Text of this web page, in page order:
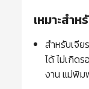
เหมาะสำห
สำหรับเจีย
ได้ ไม่เกิด
งาน แม่พิม